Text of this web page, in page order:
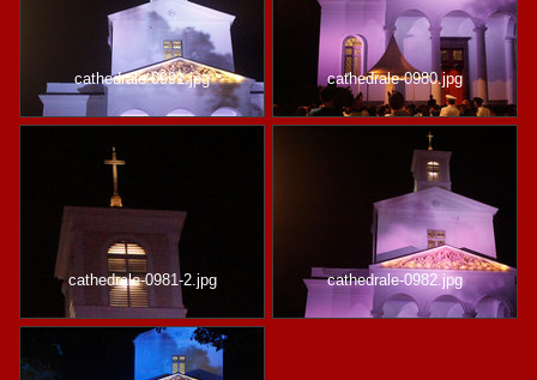
cathedrale-0991.jpg cathedrale-0980.jpg
cathedrale-0981-2.jpg cathedrale-0982.jpg